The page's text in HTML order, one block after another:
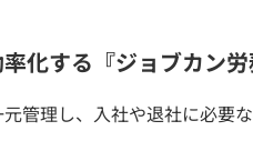
化する『ジョブカン労
管理し、入社や退社に必要